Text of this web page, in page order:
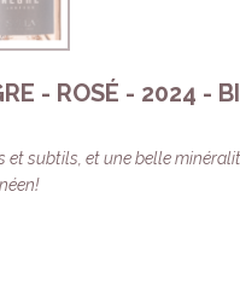
- ROSÉ - 2024 -
et subtils, et une belle